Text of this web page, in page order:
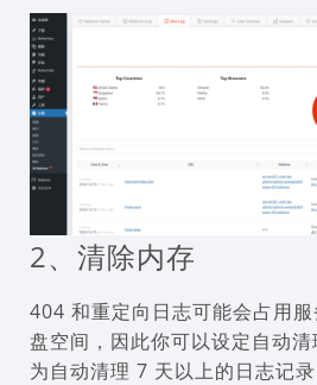
2、清除内存
404 和重定向日志可能会占用
盘空间，因此你可以设定自动
为自动清理 7 天以上的日志记录